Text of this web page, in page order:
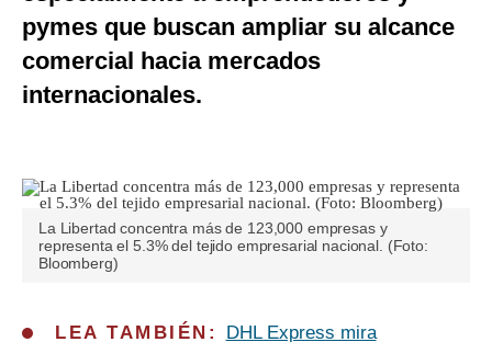
pymes que buscan ampliar su alcance
comercial hacia mercados
internacionales.
La Libertad concentra más de 123,000 empresas y
representa el 5.3% del tejido empresarial nacional. (Foto:
Bloomberg)
LEA TAMBIÉN: DHL Express mira